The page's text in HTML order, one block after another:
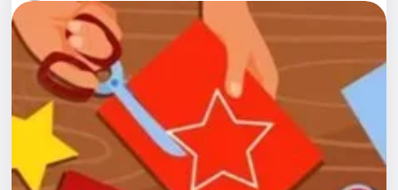
Выставки
Квесты
Экскурсии
Спорт